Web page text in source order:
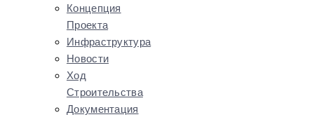
Концепция
Проекта
Инфраструктура
Новости
Ход
Строительства
Документация